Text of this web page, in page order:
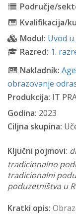
Područje/
Kvalifikacija/
Modul: Uvod
Razred: 1.
Nakladnik:
obrazovanje
Produkcija: IT
Godina: 2023
Ciljna skupina:
Ključni pojmovi:
tradicionalno
tradicionalni
poduzetništva u
Kratki opis: